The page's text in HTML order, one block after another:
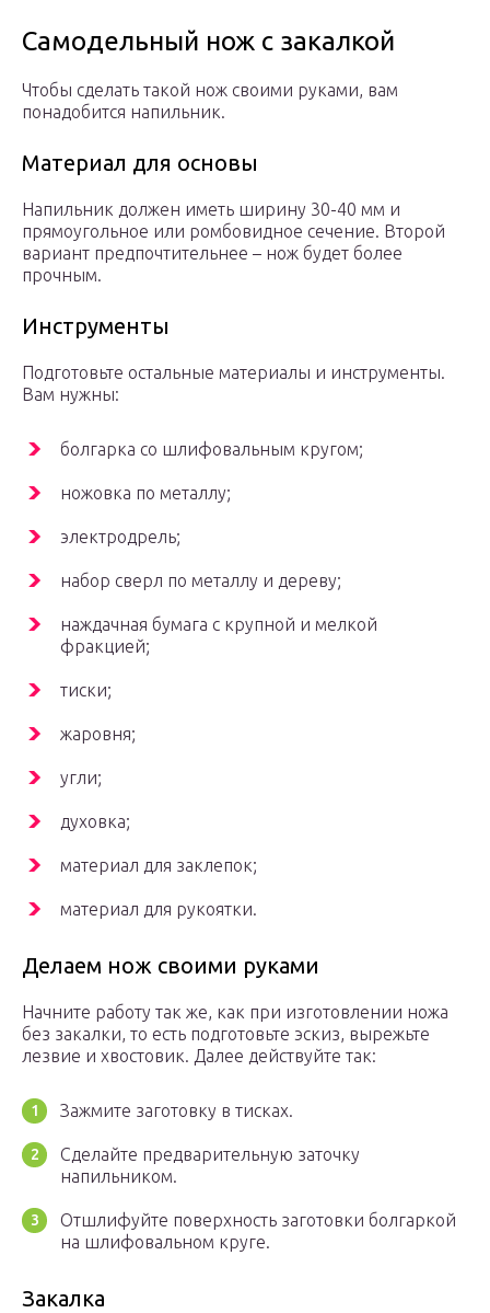
Самодельный нож с закалкой
Чтобы сделать такой нож своими руками, вам
понадобится напильник.
Материал для основы
Напильник должен иметь ширину 30-40 мм и
прямоугольное или ромбовидное сечение. Второй
вариант предпочтительнее – нож будет более
прочным.
Инструменты
Подготовьте остальные материалы и инструменты.
Вам нужны:
болгарка со шлифовальным кругом;
ножовка по металлу;
электродрель;
набор сверл по металлу и дереву;
наждачная бумага с крупной и мелкой
фракцией;
тиски;
жаровня;
угли;
духовка;
материал для заклепок;
материал для рукоятки.
Делаем нож своими руками
Начните работу так же, как при изготовлении ножа
без закалки, то есть подготовьте эскиз, вырежьте
лезвие и хвостовик. Далее действуйте так:
Зажмите заготовку в тисках.
Сделайте предварительную заточку
напильником.
Отшлифуйте поверхность заготовки болгаркой
на шлифовальном круге.
Закалка